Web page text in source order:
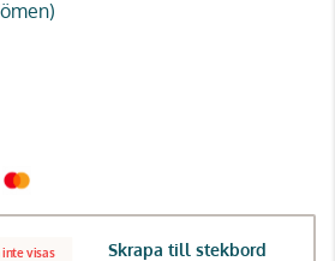
visas
Skrapa till stekbord